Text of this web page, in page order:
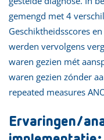
gemengd met 4
Geschiktheidsscores
werden vervolgens
waren gezien mét
waren gezien zónder
repeated measures
Ervaringen/